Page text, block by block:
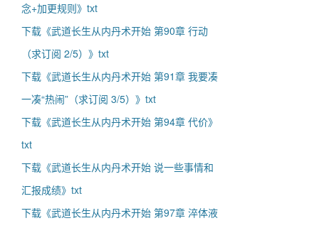
念+加更规则》txt
下载《武道长生从内丹术开始 第90章 行动
（求订阅 2/5）》txt
下载《武道长生从内丹术开始 第91章 我要凑
一凑“热闹”（求订阅 3/5）》txt
下载《武道长生从内丹术开始 第94章 代价》
txt
下载《武道长生从内丹术开始 说一些事情和
汇报成绩》txt
下载《武道长生从内丹术开始 第97章 淬体液